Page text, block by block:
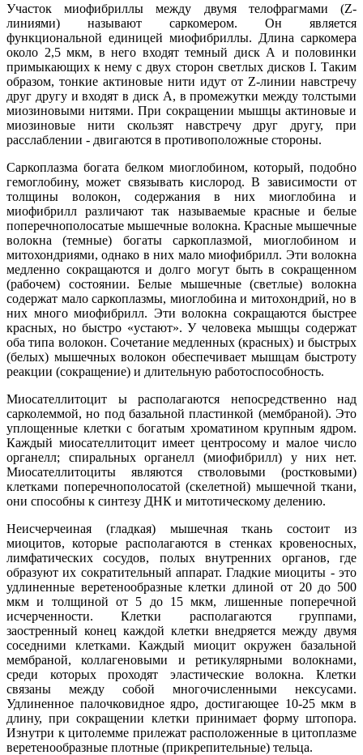
Участок миофибриллы между двумя телофрагмами (Z-
линиями) называют саркомером. Он является
функциональной единицей миофибриллы. Длина саркомера
около 2,5 мкм, в него входят темный диск А и половинки
примыкающих к нему с двух сторон светлых дисков I. Таким
образом, тонкие актиновые нити идут от Z-линии навстречу
друг другу и входят в диск А, в промежутки между толстыми
миозиновыми нитями. При сокращении мышцы актиновые и
миозиновые нити скользят навстречу друг другу, при
расслаблении - двигаются в противоположные стороны.
Саркоплазма богата белком миоглобином, который, подобно
гемоглобину, может связывать кислород. В зависимости от
толщины волокон, содержания в них миоглобина и
миофибрилл различают так называемые красные и белые
поперечнополосатые мышечные волокна. Красные мышечные
волокна (темные) богаты саркоплазмой, миоглобином и
митохондриями, однако в них мало миофибрилл. Эти волокна
медленно сокращаются и долго могут быть в сокращенном
(рабочем) состоянии. Белые мышечные (светлые) волокна
содержат мало саркоплазмы, миоглобина и митохондрий, но в
них много миофибрилл. Эти волокна сокращаются быстрее
красных, но быстро «устают». У человека мышцы содержат
оба типа волокон. Сочетание медленных (красных) и быстрых
(белых) мышечных волокон обеспечивает мышцам быстроту
реакции (сокращение) и длительную работоспособность.
Миосателлитоцит ы располагаются непосредственно над
сарколеммой, но под базальной пластинкой (мембраной). Это
уплощенные клетки с богатым хроматином крупным ядром.
Каждый миосателлитоцит имеет центросому и малое число
органелл; спиральных органелл (миофибрилл) у них нет.
Миосателлитоциты являются стволовыми (ростковыми)
клетками поперечнополосатой (скелетной) мышечной ткани,
они способны к синтезу ДНК и митотическому делению.
Неисчерчеиная (гладкая) мышечная ткань состоит из
миоцитов, которые располагаются в стенках кровеносных,
лимфатических сосудов, полых внутренних органов, где
образуют их сократительный аппарат. Гладкие миоциты - это
удлиненные веретенообразные клетки длиной от 20 до 500
мкм и толщиной от 5 до 15 мкм, лишенные поперечной
исчерченности. Клетки располагаются группами,
заостренный конец каждой клетки внедряется между двумя
соседними клетками. Каждый миоцит окружен базальной
мембраной, коллагеновыми и ретикулярными волокнами,
среди которых проходят эластические волокна. Клетки
связаны между собой многочисленными нексусами.
Удлиненное палочковидное ядро, достигающее 10-25 мкм в
длину, при сокращении клетки принимает форму штопора.
Изнутри к цитолемме прилежат расположенные в цитоплазме
веретенообразные плотные (прикрепительные) тельца.